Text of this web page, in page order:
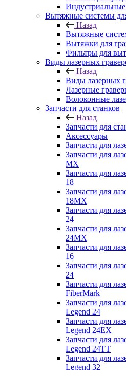
Индустриальные
Вытяжные системы
Назад
Вытяжные
Вытяжки для
Фильтры для
Виды лазерных
Назад
Виды лазерных
Лазерные
Волоконные
Запчасти для станков
Назад
Запчасти для
Аксессуары
Запчасти для
Запчасти для
MX
Запчасти для
18
Запчасти для
18MX
Запчасти для
24
Запчасти для
24MX
Запчасти для
16
Запчасти для
24
Запчасти для
FiberMark
Запчасти для
Legend 24
Запчасти для
Legend 24EX
Запчасти для
Legend 24TT
Запчасти для
Legend 32